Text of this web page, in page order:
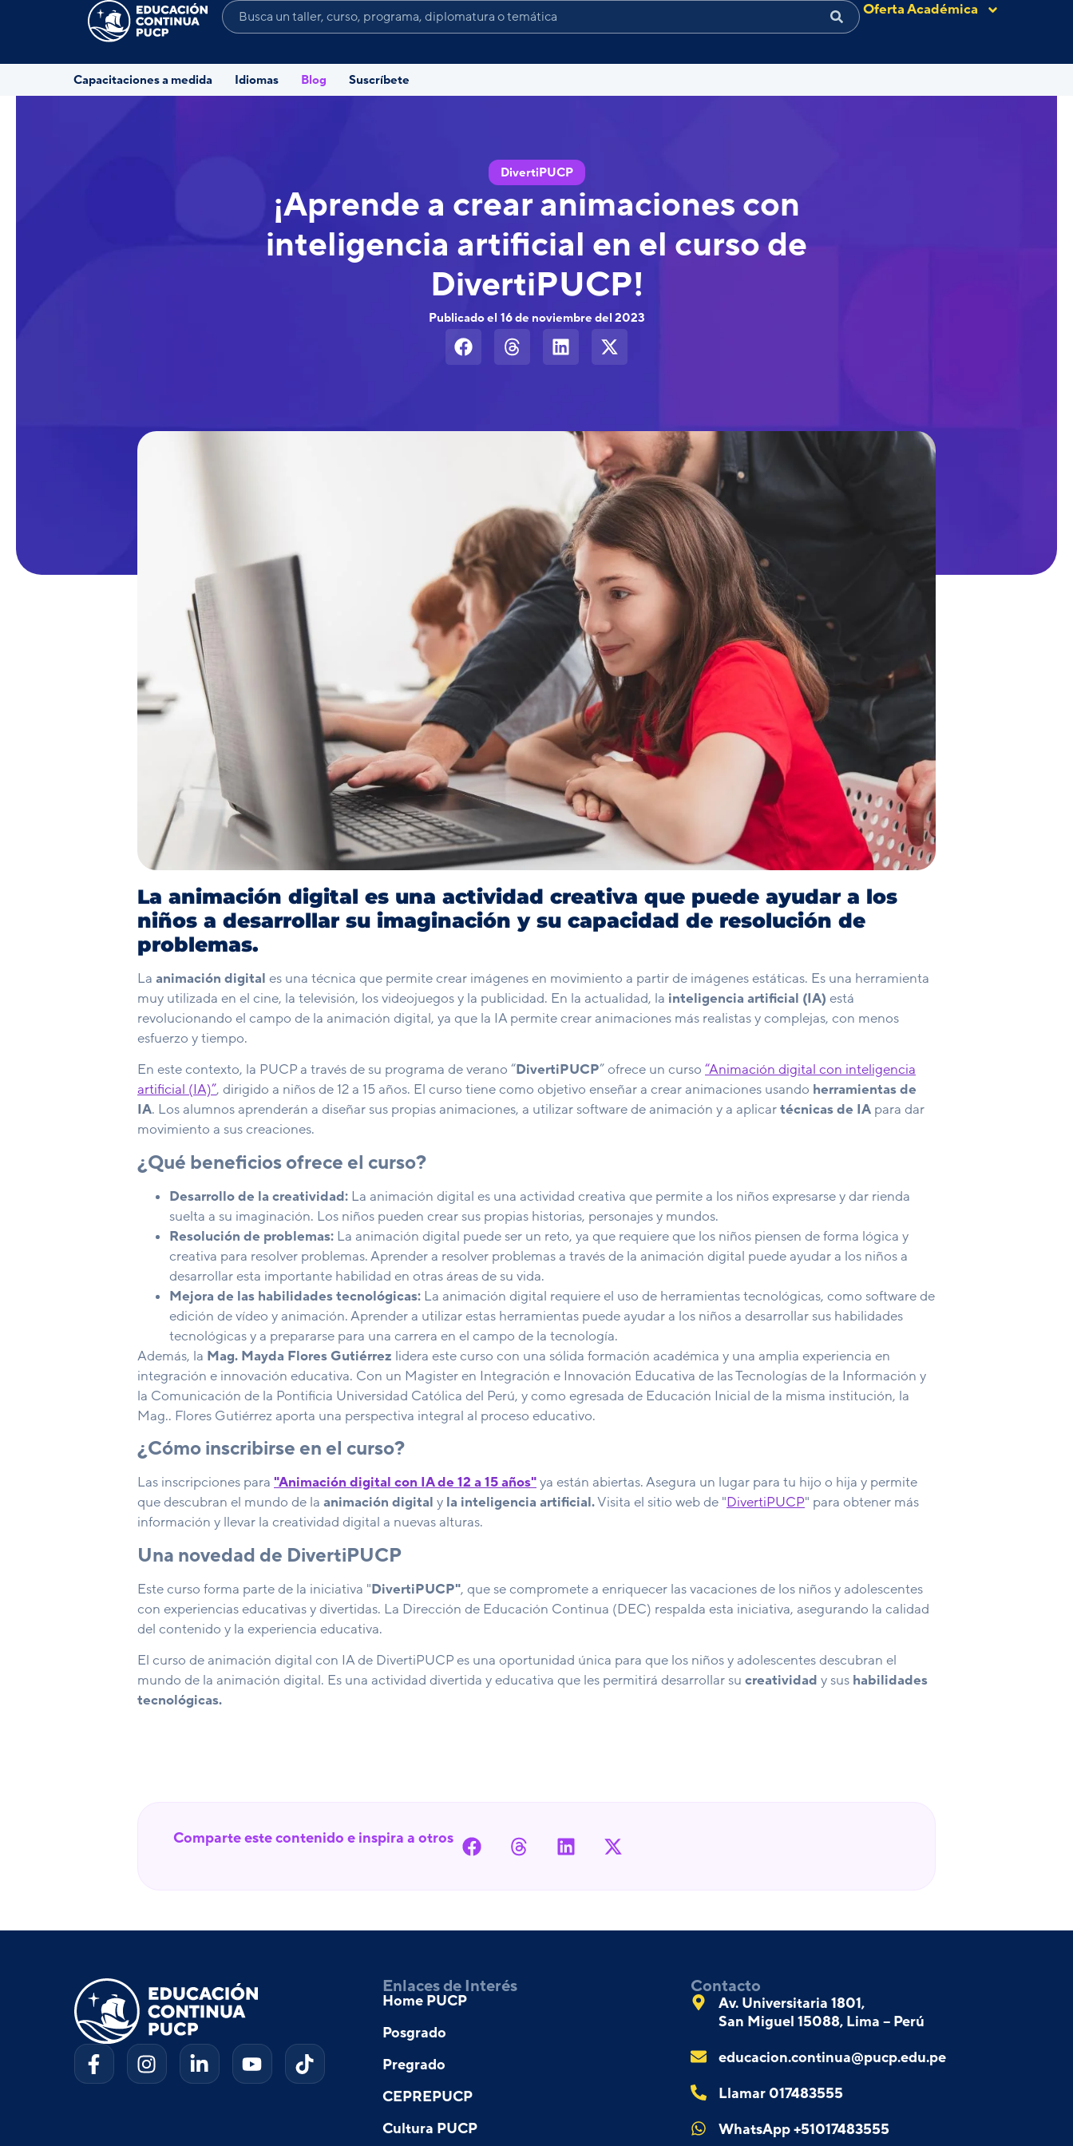
Oferta Académica
Capacitaciones a medida Idiomas Blog Suscríbete
DivertiPUCP
¡Aprende a crear animaciones con
inteligencia artificial en el curso de
DivertiPUCP!
Publicado el 16 de noviembre del 2023
La animación digital es una actividad creativa que puede ayudar a los
niños a desarrollar su imaginación y su capacidad de resolución de
problemas.
La animación digital es una técnica que permite crear imágenes en movimiento a partir de imágenes estáticas. Es una herramienta
muy utilizada en el cine, la televisión, los videojuegos y la publicidad. En la actualidad, la inteligencia artificial (IA) está
revolucionando el campo de la animación digital, ya que la IA permite crear animaciones más realistas y complejas, con menos
esfuerzo y tiempo.
En este contexto, la PUCP a través de su programa de verano “DivertiPUCP” ofrece un curso “Animación digital con inteligencia
artificial (IA)”, dirigido a niños de 12 a 15 años. El curso tiene como objetivo enseñar a crear animaciones usando herramientas de
IA. Los alumnos aprenderán a diseñar sus propias animaciones, a utilizar software de animación y a aplicartécnicas de IA para dar
movimiento a sus creaciones.
¿Qué beneficios ofrece el curso?
Desarrollo de la creatividad: La animación digital es una actividad creativa que permite a los niños expresarse y dar rienda
suelta a su imaginación. Los niños pueden crear sus propias historias, personajes y mundos.
Resolución de problemas: La animación digital puede ser un reto, ya que requiere que los niños piensen de forma lógica y
creativa para resolver problemas. Aprender a resolver problemas a través de la animación digital puede ayudar a los niños a
desarrollar esta importante habilidad en otras áreas de su vida.
Mejora de las habilidades tecnológicas: La animación digital requiere el uso de herramientas tecnológicas, como software de
edición de vídeo y animación. Aprender a utilizar estas herramientas puede ayudar a los niños a desarrollar sus habilidades
tecnológicas y a prepararse para una carrera en el campo de la tecnología.
Además, la Mag. Mayda Flores Gutiérrez lidera este curso con una sólida formación académica y una amplia experiencia en
integración e innovación educativa. Con un Magister en Integración e Innovación Educativa de las Tecnologías de la Información y
la Comunicación de la Pontificia Universidad Católica del Perú, y como egresada de Educación Inicial de la misma institución, la
Mag.. Flores Gutiérrez aporta una perspectiva integral al proceso educativo.
¿Cómo inscribirse en el curso?
Las inscripciones para "Animación digital con IA de 12 a 15 años"ya están abiertas. Asegura un lugar para tu hijo o hija y permite
que descubran el mundo de la animación digital y la inteligencia artificial.Visita el sitio web de "DivertiPUCP" para obtener más
información y llevar la creatividad digital a nuevas alturas.
Una novedad de DivertiPUCP
Este curso forma parte de la iniciativa "DivertiPUCP", que se compromete a enriquecer las vacaciones de los niños y adolescentes
con experiencias educativas y divertidas. La Dirección de Educación Continua (DEC) respalda esta iniciativa, asegurando la calidad
del contenido y la experiencia educativa.
El curso de animación digital con IA de DivertiPUCP es una oportunidad única para que los niños y adolescentes descubran el
mundo de la animación digital. Es una actividad divertida y educativa que les permitirá desarrollar su creatividad y sus habilidades
tecnológicas.
Comparte este contenido e inspira a otros
Enlaces de Interés
Home PUCP
Posgrado
Pregrado
CEPREPUCP
Cultura PUCP
Contacto
Av. Universitaria 1801,
San Miguel 15088, Lima – Perú
educacion.continua@pucp.edu.pe
Llamar 017483555
WhatsApp +51017483555